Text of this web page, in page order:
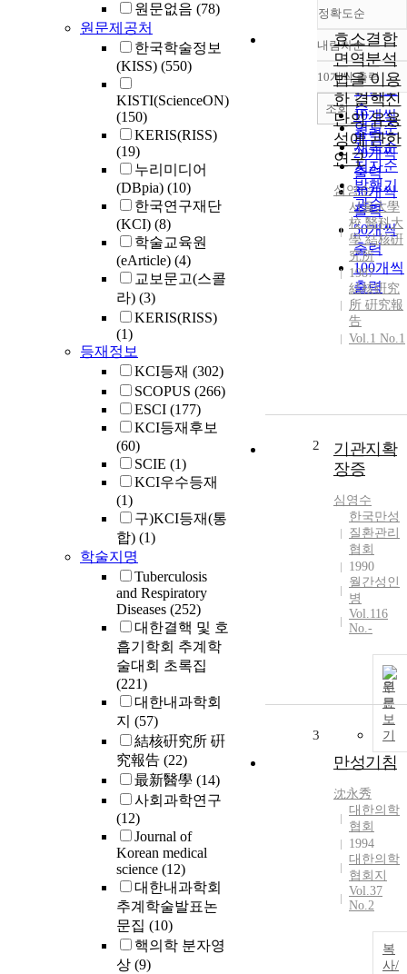
원문없음 (78)
원문제공처
한국학술정보
(KISS) (550)
KISTI(ScienceON)
(150)
KERIS(RISS)
(19)
누리미디어
(DBpia) (10)
한국연구재단
(KCI) (8)
학술교육원
(eArticle) (4)
교보문고(스콜
라) (3)
KERIS(RISS)
(1)
등재정보
KCI등재 (302)
SCOPUS (266)
ESCI (177)
KCI등재후보
(60)
SCIE (1)
KCI우수등재
(1)
구)KCI등재(통
합) (1)
학술지명
Tuberculosis
and Respiratory
Diseases (252)
대한결핵 및 호
흡기학회 추계학
술대회 초록집
(221)
대한내과학회
지 (57)
結核硏究所 硏
究報告 (22)
最新醫學 (14)
사회과학연구
(12)
Journal of
Korean medical
science (12)
대한내과학회
추계학술발표논
문집 (10)
핵의학 분자영
상 (9)
정확도순
정확도
순
인기도
순
연도순
제목순
저자순
발행기
관순
내림차순
내림차
10개씩 출력
10개씩
출력
20개씩
출력
30개씩
출력
50개씩
출력
100개씩
출력
조회
효소결합
면역분석
법을 이용
한 결핵진
단의 유용
성에 관한
연구
심영수
서울大學
校 醫科大
學 結核硏
究所
1987
結核硏究
所 硏究報
告
Vol.1 No.1
2
기관지확
장증
심영수
한국만성
질환관리
협회
1990
월간성인
병
Vol.116
No.-
원
문
보
기
3
만성기침
沈永秀
대한의학
협회
1994
대한의학
협회지
Vol.37
No.2
복
사/